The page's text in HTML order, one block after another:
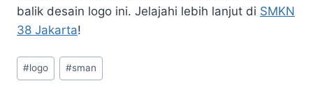
balik desain logo ini. Jelajahi lebih lanjut di SMKN
38 Jakarta!
Post
Tags:
#logo #sman